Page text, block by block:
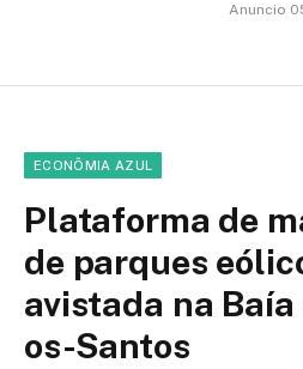
Anuncio
ECONÔMIA AZUL
Plataforma de
de parques
avistada na Baía
os-Santos